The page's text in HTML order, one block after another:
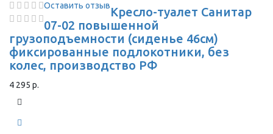
Оставить отзывКресло-туалет Санитар
07-02 повышенной
грузоподъемности (сиденье 46см)
фиксированные подлокотники, без
колес, производство РФ
4 295 р.